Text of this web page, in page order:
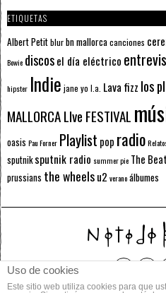
ETIQUETAS
Albert Petitblurbn mallorcacanciones
Bowie discosel día eléctrico
hipster Indie jane yo l.a. Lava fizz los
MALLORCA LIve FESTIVAL
oasis Pau Forner Playlist pop radio
sputnik sputnik radio summer pie The
prussians the wheelsu2 veranoálbumes
Uso de cookies
Este sitio web utiliza cookies para que